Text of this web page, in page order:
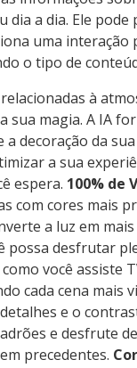
dia a dia. Ele
uma interação
o tipo de
à
sua magia. A IA
decoração da sua
a sua
espera. 100% de
com cores mais
a luz em
possa desfrutar
você assiste
cada cena mais
e o
e desfrute
precedentes.